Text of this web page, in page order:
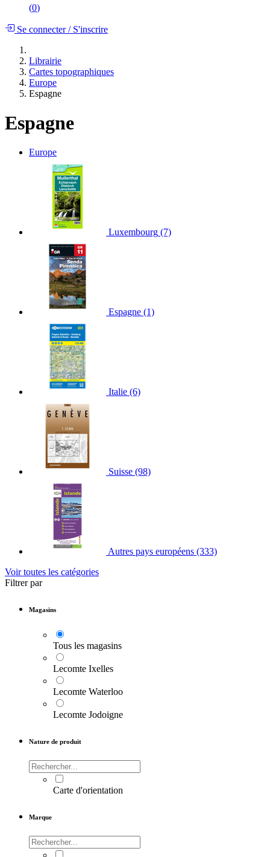
(0)
Se connecter/S'inscrire
Librairie
Cartes topographiques
Europe
Espagne
Espagne
Europe
Luxembourg (7)
Espagne (1)
Italie (6)
Suisse (98)
Autres pays européens (333)
Voir toutes les catégories
Filtrer par
Magasins
Tous les magasins
Lecomte Ixelles
Lecomte Waterloo
Lecomte Jodoigne
Nature de produit
Carte d'orientation
Marque